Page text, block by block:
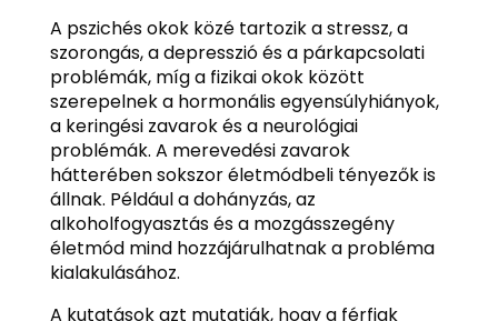
A pszichés okok közé tartozik a stressz, a
szorongás, a depresszió és a párkapcsolati
problémák, míg a fizikai okok között
szerepelnek a hormonális egyensúlyhiányok,
a keringési zavarok és a neurológiai
problémák. A merevedési zavarok
hátterében sokszor életmódbeli tényezők is
állnak. Például a dohányzás, az
alkoholfogyasztás és a mozgásszegény
életmód mind hozzájárulhatnak a probléma
kialakulásához.
A kutatások azt mutatják, hogy a férfiak